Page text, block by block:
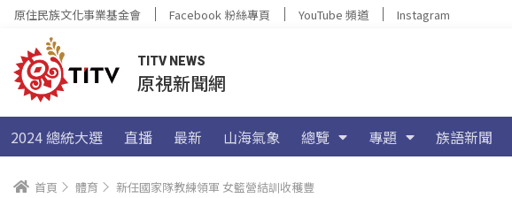
原住民族文化事業基金會 Facebook 粉絲專頁 YouTube 頻道 Instagram
TITV NEWS
原視新聞網
2024 總統大選 直播 最新 山海氣象 總覽 專題 族語新聞
首頁 體育 新任國家隊教練領軍 女籃營結訓收穫豐